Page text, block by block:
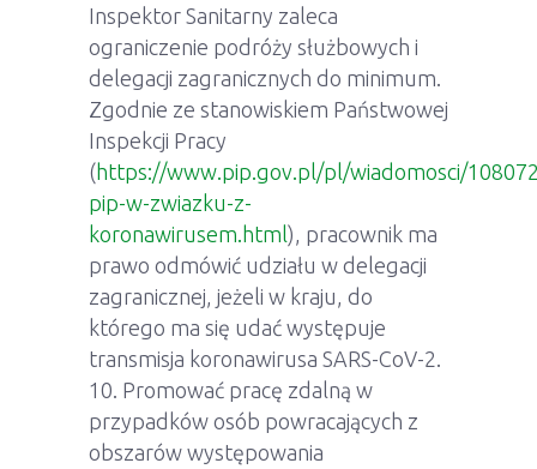
Inspektor Sanitarny zaleca
ograniczenie podróży służbowych i
delegacji zagranicznych do minimum.
Zgodnie ze stanowiskiem Państwowej
Inspekcji Pracy
(https://www.pip.gov.pl/pl/wiadomosci/
pip-w-zwiazku-z-
koronawirusem.html), pracownik ma
prawo odmówić udziału w delegacji
zagranicznej, jeżeli w kraju, do
którego ma się udać występuje
transmisja koronawirusa SARS-CoV-2.
Promować pracę zdalną w
przypadków osób powracających z
obszarów występowania